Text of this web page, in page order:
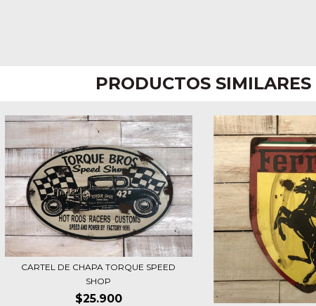
PRODUCTOS SIMILARES
CARTEL DE CHAPA TORQUE SPEED
SHOP
$25.900